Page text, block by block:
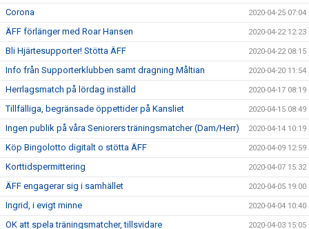
Corona 2020-04-25 07:04
ÄFF förlänger med Roar Hansen 2020-04-22 12:23
Bli Hjärtesupporter! Stötta ÄFF 2020-04-22 08:15
Info från Supporterklubben samt dragning Måltian 2020-04-20 11:54
Herrlagsmatch på lördag inställd 2020-04-17 08:19
Tillfälliga, begränsade öppettider på Kansliet 2020-04-15 08:49
Ingen publik på våra Seniorers träningsmatcher (Dam/Herr) 2020-04-14 10:19
Köp Bingolotto digitalt o stötta ÄFF 2020-04-09 12:59
Korttidspermittering 2020-04-07 15:32
ÄFF engagerar sig i samhället 2020-04-05 19:00
Ingrid, i evigt minne 2020-04-04 10:40
OK att spela träningsmatcher, tillsvidare 2020-04-03 15:05